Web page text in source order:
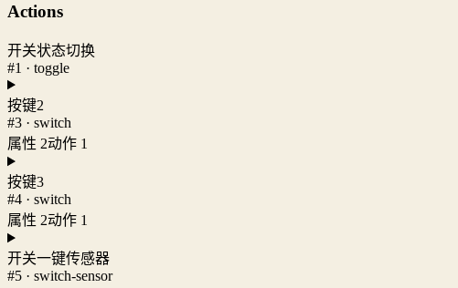
Actions
开关状态切换
#1 · toggle
按键2
#3 · switch
属性 2动作 1
按键3
#4 · switch
属性 2动作 1
开关一键传感器
#5 · switch-sensor